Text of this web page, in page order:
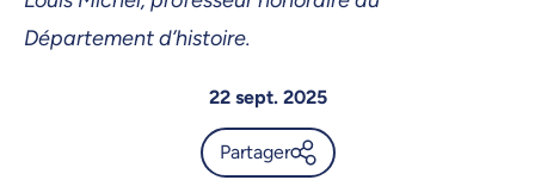
Département d’histoire.
22 sept. 2025
Partager